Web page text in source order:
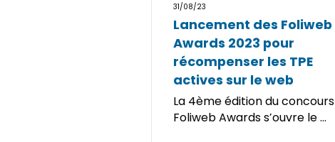
31/08/23
Lancement des Foliweb
Awards 2023 pour
récompenser les TPE
actives sur le web
La 4ème édition du concours
Foliweb Awards s’ouvre le ...